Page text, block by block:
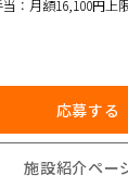
当：月額16,100円
応募する
施設紹介ペー